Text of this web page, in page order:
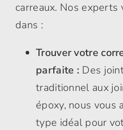
carreaux. Nos experts
dans :
Trouver votre
parfaite : Des
traditionnel aux
époxy, nous vous
type idéal pour